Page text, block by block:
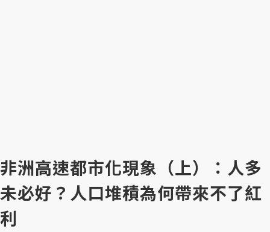
非洲高速都市化現象（上）：人多
未必好？人口堆積為何帶來不了紅
利